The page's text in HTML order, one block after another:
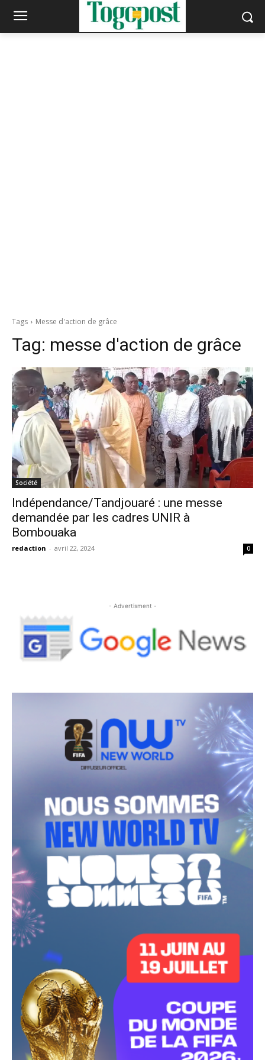
Tags Messe d'action de grâce
Tag: messe d'action de grâce
Société
Indépendance/Tandjouaré : une messe
demandée par les cadres UNIR à
Bombouaka
redaction - avril 22, 2024 0
- Advertisment -